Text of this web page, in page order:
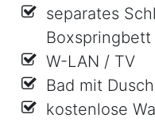
separates
W-LAN / TV
Bad mit
kostenlose